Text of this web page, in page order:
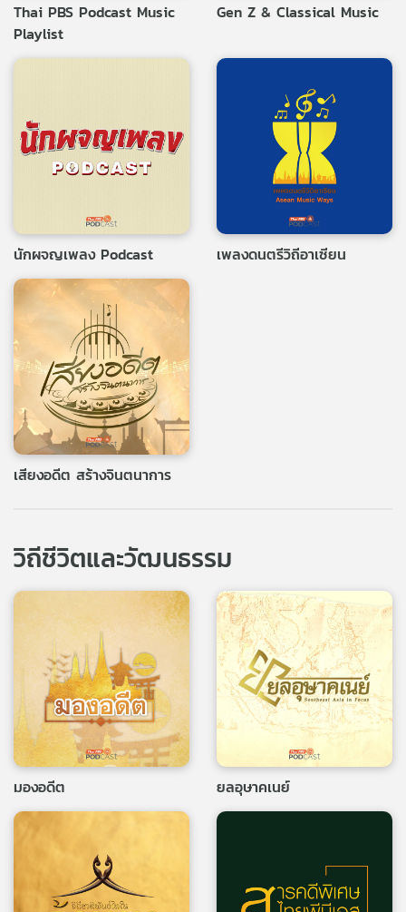
Thai PBS Podcast Music
Playlist
Gen Z & Classical Music
นักผจญเพลง Podcast เพลงดนตรีวิถีอาเซียน
เสียงอดีต สร้างจินตนาการ
วิถีชีวิตและวัฒนธรรม
มองอดีต ยลอุษาคเนย์